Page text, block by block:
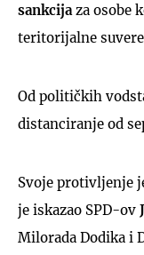
sankcija za osobe
teritorijalne
Od političkih
distanciranje od
Svoje protivljenje
je iskazao SPD-ov
Milorada Dodika i